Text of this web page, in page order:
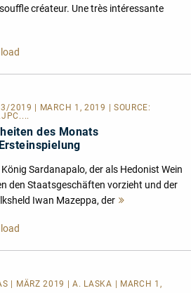
créateur. Une très intéressante
2019 | MARCH 1, 2019 | SOURCE:
des Monats
Sardanapalo, der als Hedonist Wein
den Staatsgeschäften vorzieht und der
Iwan Mazeppa, der
| MÄRZ 2019 | A. LASKA | MARCH 1,